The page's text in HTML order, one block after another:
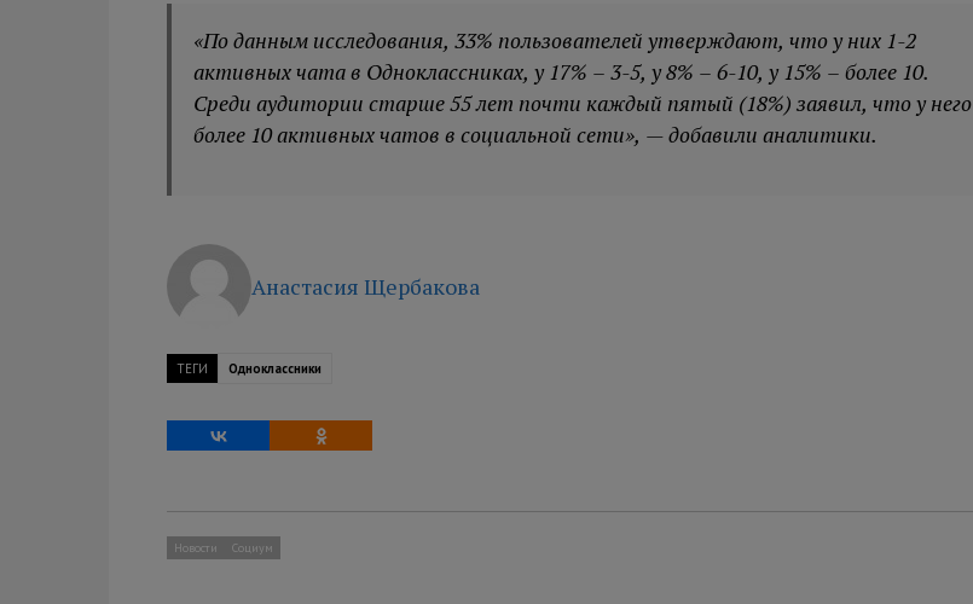
«По данным исследования, 33% пользователей утверждают, что у них 1-2
активных чата в Одноклассниках, у 17% – 3-5, у 8% – 6-10, у 15% – более 10.
Среди аудитории старше 55 лет почти каждый пятый (18%) заявил, что у него
более 10 активных чатов в социальной сети», — добавили аналитики.
Анастасия Щербакова
ТЕГИ Одноклассники
Новости Социум